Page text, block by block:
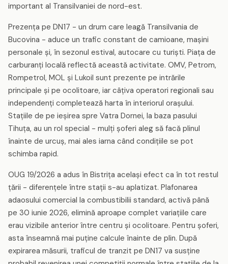
important al Transilvaniei de nord-est.
Prezența pe DN17 - un drum care leagă Transilvania de
Bucovina - aduce un trafic constant de camioane, mașini
personale și, în sezonul estival, autocare cu turiști. Piața de
carburanți locală reflectă această activitate. OMV, Petrom,
Rompetrol, MOL și Lukoil sunt prezente pe intrările
principale și pe ocolitoare, iar câțiva operatori regionali sau
independenți completează harta în interiorul orașului.
Stațiile de pe ieșirea spre Vatra Dornei, la baza pasului
Tihuța, au un rol special - mulți șoferi aleg să facă plinul
înainte de urcuș, mai ales iarna când condițiile se pot
schimba rapid.
OUG 19/2026 a adus în Bistrița același efect ca în tot restul
țării - diferențele între stații s-au aplatizat. Plafonarea
adaosului comercial la combustibilii standard, activă până
pe 30 iunie 2026, elimină aproape complet variațiile care
erau vizibile anterior între centru și ocolitoare. Pentru șoferi,
asta înseamnă mai puține calcule înainte de plin. După
expirarea măsurii, traficul de tranzit pe DN17 va susține